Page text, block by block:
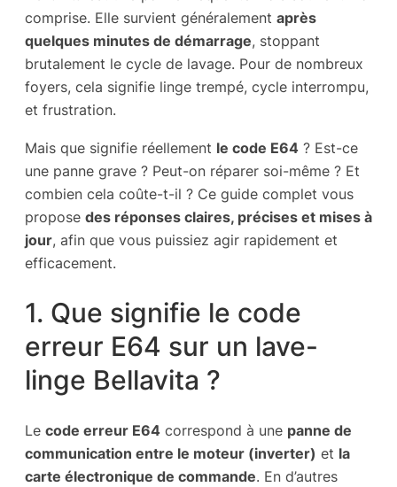
comprise. Elle survient généralement après
quelques minutes de démarrage, stoppant
brutalement le cycle de lavage. Pour de nombreux
foyers, cela signifie linge trempé, cycle interrompu,
et frustration.
Mais que signifie réellement le code E64 ? Est-ce
une panne grave ? Peut-on réparer soi-même ? Et
combien cela coûte-t-il ? Ce guide complet vous
propose des réponses claires, précises et mises à
jour, afin que vous puissiez agir rapidement et
efficacement.
1. Que signifie le code
erreur E64 sur un lave-
linge Bellavita ?
Le code erreur E64 correspond à une panne de
communication entre le moteur (inverter) et la
carte électronique de commande. En d’autres